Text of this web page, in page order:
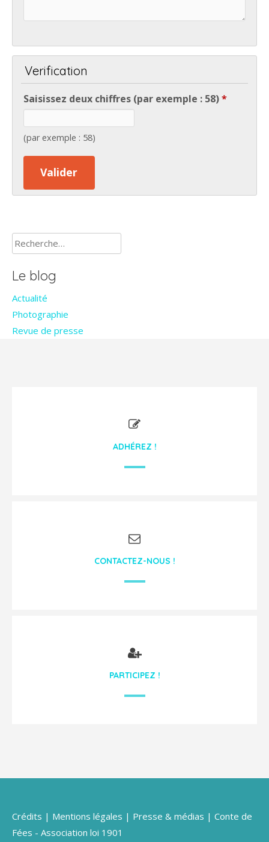
Verification
Saisissez deux chiffres (par exemple : 58)*
(par exemple : 58)
Rechercher :
Le blog
Actualité
Photographie
Revue de presse
ADHÉREZ !
CONTACTEZ-NOUS !
PARTICIPEZ !
Crédits | Mentions légales | Presse & médias | Conte de
Fées - Association loi 1901